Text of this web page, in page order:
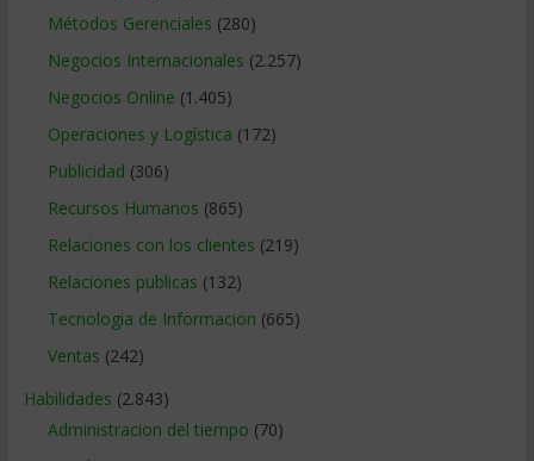
Métodos Gerenciales (280)
Negocios Internacionales (2.257)
Negocios Online (1.405)
Operaciones y Logística (172)
Publicidad (306)
Recursos Humanos (865)
Relaciones con los clientes (219)
Relaciones publicas (132)
Tecnologia de Informacion (665)
Ventas (242)
Habilidades (2.843)
Administracion del tiempo (70)